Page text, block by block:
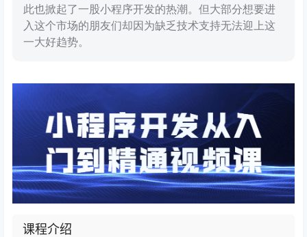
此也掀起了一股小程序开发的热潮。但大部分想要进
入这个市场的朋友们却因为缺乏技术支持无法迎上这
一大好趋势。
课程介绍